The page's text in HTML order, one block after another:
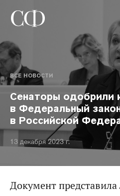
ВСЕ НОВОСТИ
Сенаторы одобрили
в Федеральный
в Российской
13 декабря 2023 г.
Документ